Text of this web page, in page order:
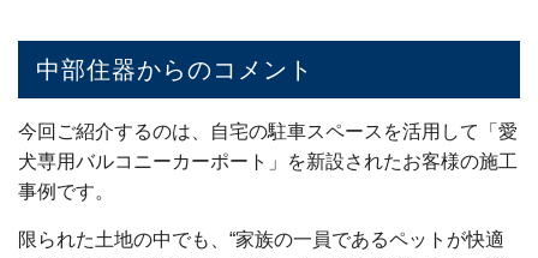
中部住器からのコメント
今回ご紹介するのは、自宅の駐車スペースを活用して「愛
犬専用バルコニーカーポート」を新設されたお客様の施工
事例です。
限られた土地の中でも、“家族の一員であるペットが快適